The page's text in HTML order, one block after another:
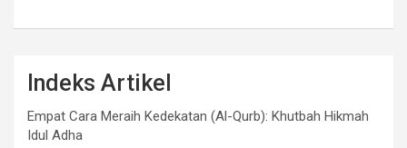
Indeks Artikel
Empat Cara Meraih Kedekatan (Al-Qurb): Khutbah Hikmah
Idul Adha